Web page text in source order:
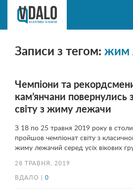
Записи з тегом: жим
Чемпіони та
кам’янчани повернулись
світу з жиму лежачи
З 18 по 25 травня 2019 року в
пройшов чемпіонат світу з
жиму лежачий серед усіх вікових
28 ТРАВНЯ, 2019
ВДАЛО | 0